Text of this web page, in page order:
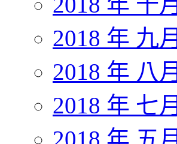
2018 年 九月
2018 年 八月
2018 年 七月
2018 年 五月